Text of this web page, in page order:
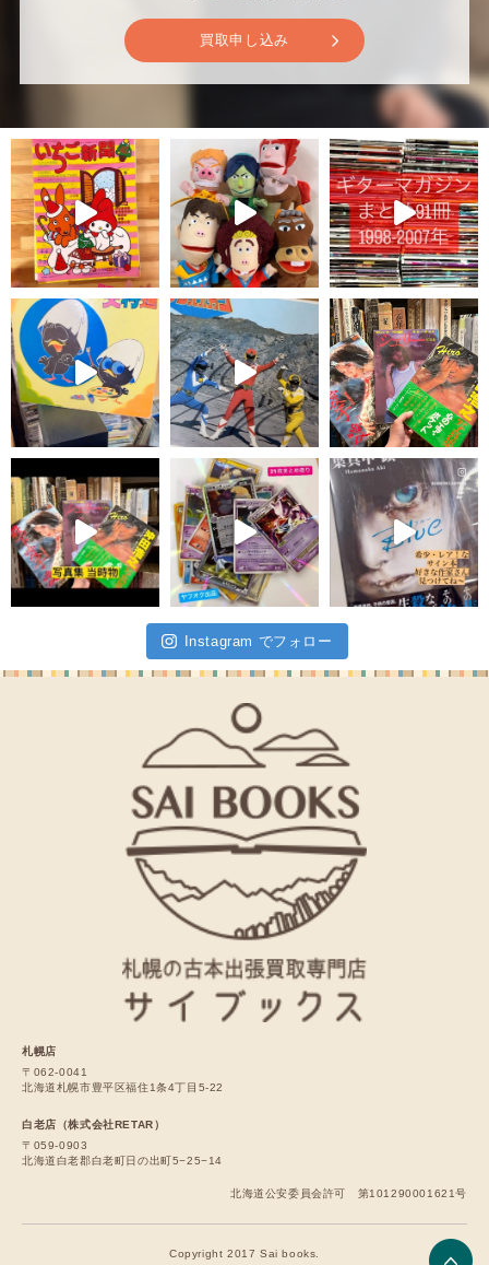
買取申し込み
Instagram でフォロー
札幌店
〒062-0041
北海道札幌市豊平区福住1条4丁目5-22
白老店（株式会社RETAR）
〒059-0903
北海道白老郡白老町日の出町5−25−14
北海道公安委員会許可 第101290001621号
Copyright 2017 Sai books.